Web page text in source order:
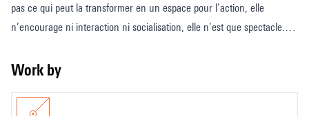
pas ce qui peut la transformer en un espace pour l’action, elle
n’encourage ni interaction ni socialisation, elle n’est que spectacle. »
Cette pièce naît d’une réflexion et d’une observation de nos villes. Du
architectures hostiles en guise de pensée de l’urbanisme. Si nous
Work by